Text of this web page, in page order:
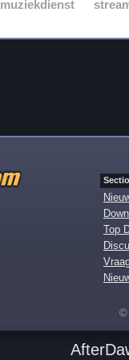
muziekdienst
Top
©